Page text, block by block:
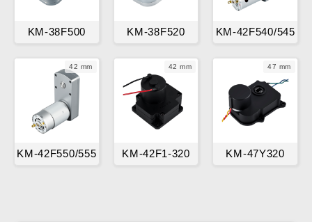
KM-38F500 KM-38F520 KM-42F540/545
42 mm
KM-42F550/555
42 mm
KM-42F1-320
47 mm
KM-47Y320